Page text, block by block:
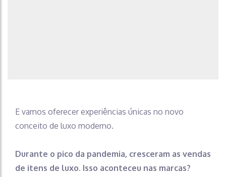
E vamos oferecer experiências únicas no novo
conceito de luxo moderno.
Durante o pico da pandemia, cresceram as vendas
de itens de luxo. Isso aconteceu nas marcas?